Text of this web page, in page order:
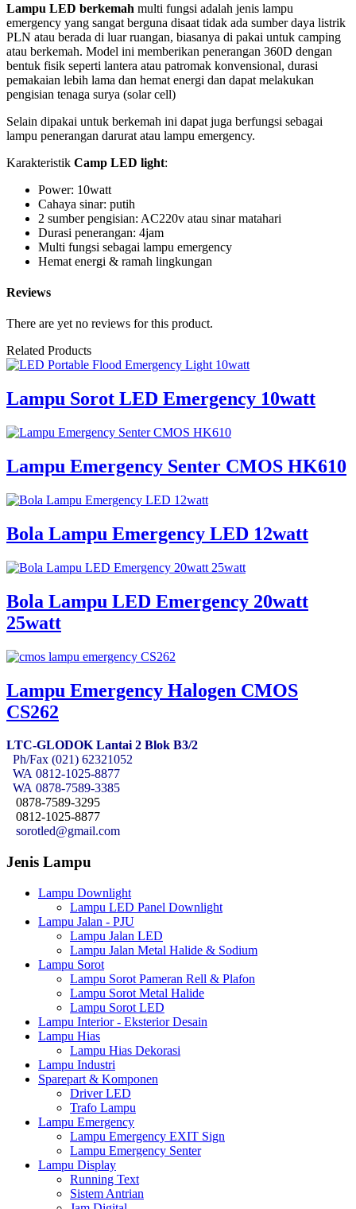
Lampu LED berkemah multi fungsi adalah jenis lampu
emergency yang sangat berguna disaat tidak ada sumber daya listrik
PLN atau berada di luar ruangan, biasanya di pakai untuk camping
atau berkemah. Model ini memberikan penerangan 360D dengan
bentuk fisik seperti lantera atau patromak konvensional, durasi
pemakaian lebih lama dan hemat energi dan dapat melakukan
pengisian tenaga surya (solar cell)
Selain dipakai untuk berkemah ini dapat juga berfungsi sebagai
lampu penerangan darurat atau lampu emergency.
Karakteristik Camp LED light:
Power: 10watt
Cahaya sinar: putih
2 sumber pengisian: AC220v atau sinar matahari
Durasi penerangan: 4jam
Multi fungsi sebagai lampu emergency
Hemat energi & ramah lingkungan
Reviews
There are yet no reviews for this product.
Related Products
Lampu Sorot LED Emergency 10watt
Lampu Emergency Senter CMOS HK610
Bola Lampu Emergency LED 12watt
Bola Lampu LED Emergency 20watt
25watt
Lampu Emergency Halogen CMOS
CS262
LTC-GLODOK Lantai 2 Blok B3/2
Ph/Fax (021) 62321052
WA 0812-1025-8877
WA 0878-7589-3385
0878-7589-3295
0812-1025-8877
sorotled@gmail.com
Jenis Lampu
Lampu Downlight
Lampu LED Panel Downlight
Lampu Jalan - PJU
Lampu Jalan LED
Lampu Jalan Metal Halide & Sodium
Lampu Sorot
Lampu Sorot Pameran Rell & Plafon
Lampu Sorot Metal Halide
Lampu Sorot LED
Lampu Interior - Eksterior Desain
Lampu Hias
Lampu Hias Dekorasi
Lampu Industri
Sparepart & Komponen
Driver LED
Trafo Lampu
Lampu Emergency
Lampu Emergency EXIT Sign
Lampu Emergency Senter
Lampu Display
Running Text
Sistem Antrian